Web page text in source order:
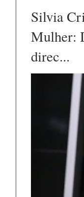
Silvia
Mulher:
direc...